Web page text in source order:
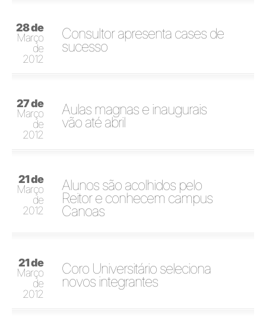
28 de
Março
de
2012
Consultor apresenta cases de
sucesso
27 de
Março
de
2012
Aulas magnas e inaugurais
vão até abril
21 de
Março
de
2012
Alunos são acolhidos pelo
Reitor e conhecem campus
Canoas
21 de
Março
de
2012
Coro Universitário seleciona
novos integrantes